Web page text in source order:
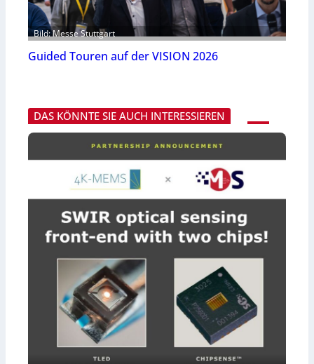
Bild: Messe Stuttgart
Guided Touren auf der VISION 2026
DAS KÖNNTE SIE AUCH INTERESSIEREN